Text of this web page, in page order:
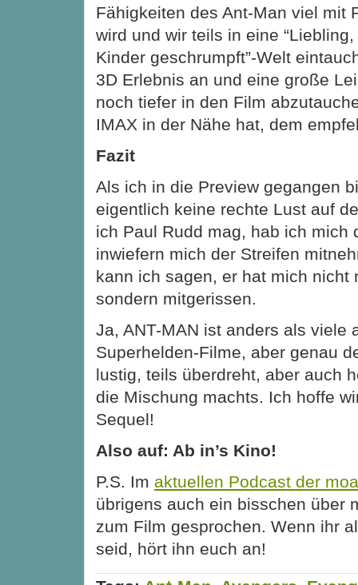
Fähigkeiten des Ant-Man viel mit
wird und wir teils in eine
Kinder geschrumpft”-Welt
3D Erlebnis an und eine große
noch tiefer in den Film
IMAX in der Nähe hat, dem
Fazit
Als ich in die Preview gegangen
eigentlich keine rechte Lust auf
ich Paul Rudd mag, hab ich mich
inwiefern mich der Streifen
kann ich sagen, er hat mich nicht
sondern mitgerissen.
Ja, ANT-MAN ist anders als viele
Superhelden-Filme, aber genau
lustig, teils überdreht, aber auch
die Mischung machts. Ich hoffe
Sequel!
Also auf: Ab in’s Kino!
P.S. Im aktuellen Podcast der
übrigens auch ein bisschen über
zum Film gesprochen. Wenn ihr
seid, hört ihn euch an!